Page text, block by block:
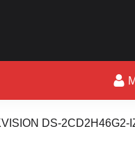
DS-2CD2H46G2-